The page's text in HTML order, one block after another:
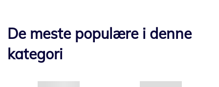
De meste populære i denne
kategori